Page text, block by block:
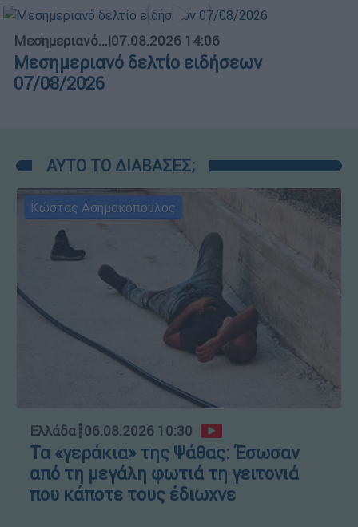
Μεσημεριανό...|07.08.2026 14:06
Μεσημεριανό δελτίο ειδήσεων
07/08/2026
ΑΥΤΟ ΤΟ ΔΙΑΒΑΣΕΣ;
Κώστας Ασημακόπουλος
Ελλάδα┋06.08.2026 10:30
Τα «γεράκια» της Ψάθας: Έσωσαν
από τη μεγάλη φωτιά τη γειτονιά
που κάποτε τους έδιωχνε